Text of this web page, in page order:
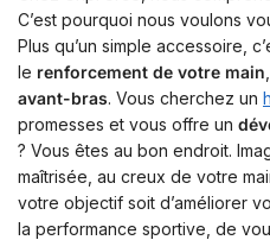
C’est pourquoi nous voulons
Plus qu’un simple accessoire,
le renforcement de votre main
avant-bras. Vous cherchez un
promesses et vous offre un
? Vous êtes au bon endroit.
maîtrisée, au creux de votre
votre objectif soit d’améliorer
la performance sportive, de